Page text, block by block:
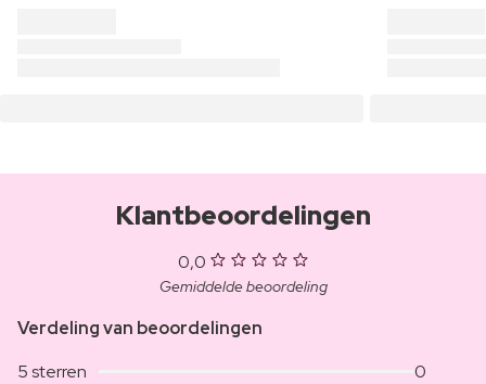
Klantbeoordelingen
0,0
Gemiddelde beoordeling
Verdeling van beoordelingen
5 sterren
0